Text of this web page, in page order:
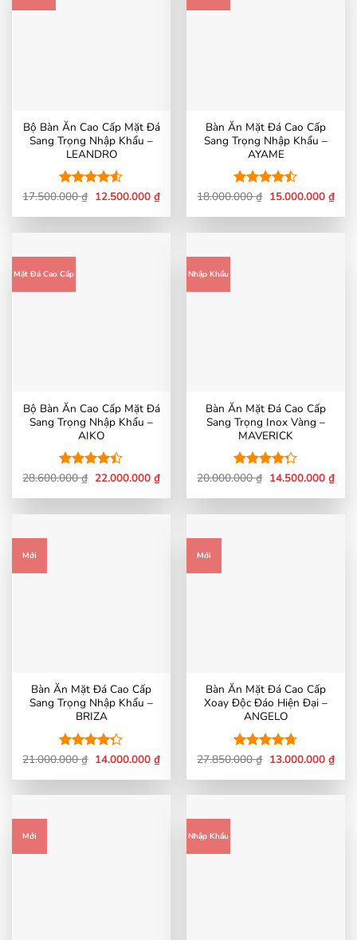
Bộ Bàn Ăn Cao Cấp Mặt Đá
Sang Trọng Nhập Khẩu –
LEANDRO
Được xếp
5 sao
17.500.000₫ Giá
là:
12.500.000 ₫Giá
hiện
tại
12.500.000 ₫.
Bàn Ăn Mặt Đá Cao Cấp
Sang Trọng Nhập Khẩu –
AYAME
Được xếp
5 sao
18.000.000₫ Giá
là:
15.000.000 ₫Giá
hiện
tại
Mặt Đá Cao Cấp
Bộ Bàn Ăn Cao Cấp Mặt Đá
Sang Trọng Nhập Khẩu –
AIKO
Được xếp
5 sao
28.600.000₫ Giá
là:
22.000.000 ₫Giá
hiện
tại
22.000.000 ₫.
Nhập Khẩu
Bàn Ăn Mặt Đá Cao Cấp
Sang Trọng Inox Vàng –
MAVERICK
Được xếp
5 sao
20.000.000₫ Giá
là:
14.500.000 ₫Giá
hiện
tại
Mới
Bàn Ăn Mặt Đá Cao Cấp
Sang Trọng Nhập Khẩu –
BRIZA
Được xếp
5 sao
21.000.000₫ Giá
là:
14.000.000 ₫Giá
hiện
tại
14.000.000 ₫.
Mới
Bàn Ăn Mặt Đá Cao Cấp
Xoay Độc Đáo Hiện Đại –
ANGELO
Được xếp
sao
27.850.000₫ Giá
là:
13.000.000 ₫Giá
hiện
tại
Mới Nhập Khẩu